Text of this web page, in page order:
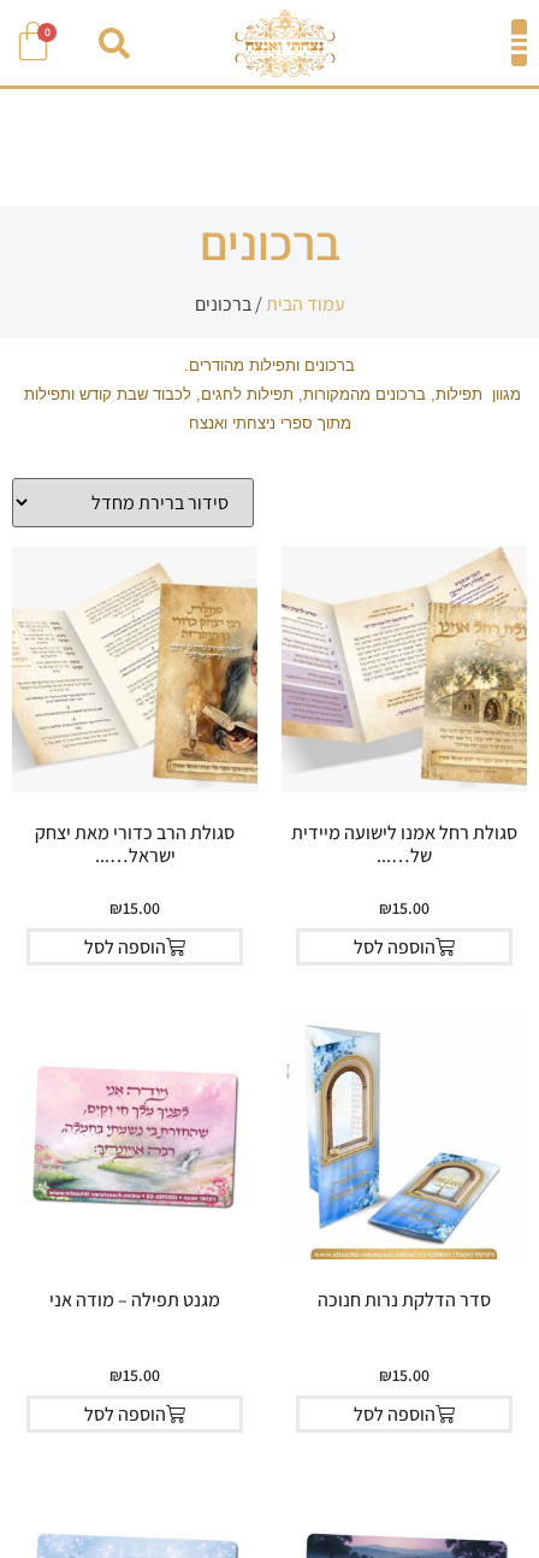
0
ברכונים
עמוד הבית/ ברכונים
ברכונים ותפילות מהודרים.
מגוון תפילות, ברכונים מהמקורות, תפילות לחגים, לכבוד שבת קודש ותפילות
מתוך ספרי ניצחתי ואנצח
סגולת רחל אמנו לישועה מיידית
של…...
₪15.00
הוספה לסל
סגולת הרב כדורי מאת יצחק
ישראל…...
₪15.00
הוספה לסל
סדר הדלקת נרות חנוכה
₪15.00
הוספה לסל
מגנט תפילה – מודה אני
₪15.00
הוספה לסל